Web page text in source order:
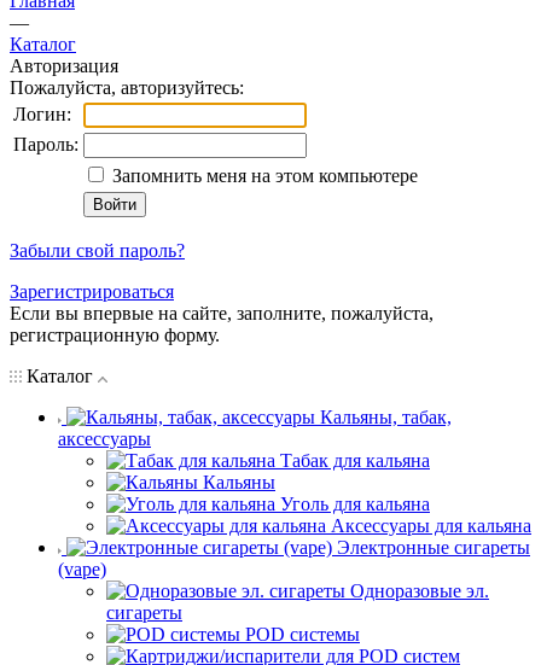
—
Каталог
Авторизация
Пожалуйста, авторизуйтесь:
Логин:
Пароль:
Запомнить меня на этом компьютере
Забыли свой пароль?
Зарегистрироваться
Если вы впервые на сайте, заполните, пожалуйста,
регистрационную форму.
Каталог
Кальяны, табак,
аксессуары
Табак для кальяна
Кальяны
Уголь для кальяна
Аксессуары для кальяна
Электронные сигареты
(vape)
Одноразовые эл.
сигареты
POD системы